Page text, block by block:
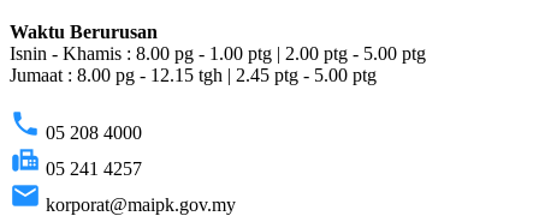
Waktu Berurusan
Isnin - Khamis : 8.00 pg - 1.00 ptg | 2.00 ptg - 5.00 ptg
Jumaat : 8.00 pg - 12.15 tgh | 2.45 ptg - 5.00 ptg
phone 05 208 4000
fax 05 241 4257
email korporat@maipk.gov.my